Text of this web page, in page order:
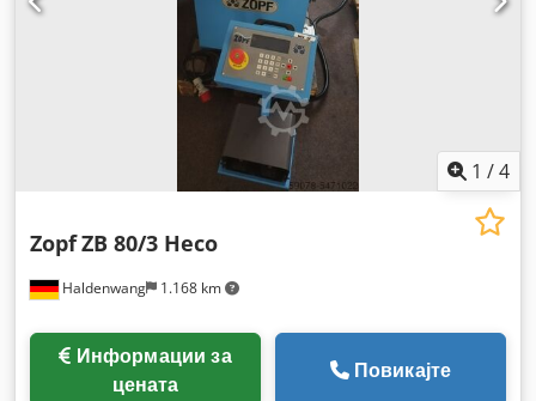
1 /4
Haldenwang 1.168 km
ZopfZB 80/3 Heco
цената
Повикајте